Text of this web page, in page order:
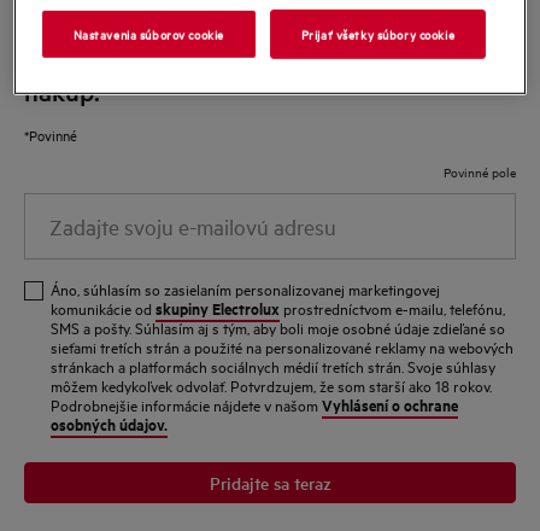
Pridajte sa do MyAEG, získajte 10 % na ďalší
nákup.*
*Povinné
Povinné pole
svoju
mailovú
adresu
Áno, súhlasím so zasielaním personalizovanej marketingovej
komunikácie od skupiny Electrolux prostredníctvom e-mailu, telefónu,
SMS a pošty. Súhlasím aj s tým, aby boli moje osobné údaje zdieľané so
sieťami tretích strán a použité na personalizované reklamy na webových
stránkach a platformách sociálnych médií tretích strán. Svoje súhlasy
môžem kedykoľvek odvolať. Potvrdzujem, že som starší ako 18 rokov.
Podrobnejšie informácie nájdete v našomVyhlásení o ochrane
osobných údajov.
Pridajte sa teraz
Nastavenia súborov cookie Prijať všetky súbory cookie